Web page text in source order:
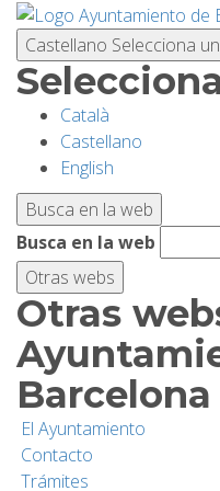
Castellano Selecciona
Català
Castellano
English
Busca en la web
Busca en la web
Otras webs
Otras
Barcelona
El Ayuntamiento
Contacto
Trámites
Pasar
contenido
principal
PLANIFICA TU VISITA
BIODIVERSIDAD
ACTIVIDADES
ESCUELAS
INVESTIGACIÓN/
SOSTENIBILIDAD